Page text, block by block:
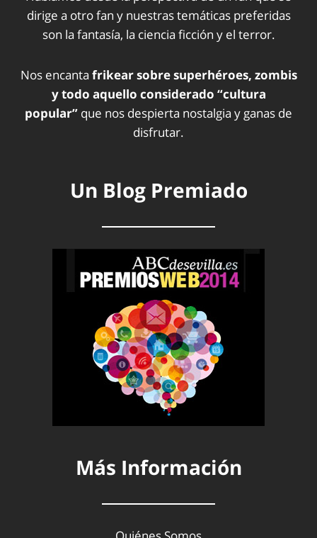
dirige a otro fan y nuestras temáticas preferidas
son la fantasía, la ciencia ficción y el terror.
Nos encanta frikear sobre superhéroes, zombis
y todo aquello considerado “cultura
popular” que nos despierta nostalgia y ganas de
disfrutar.
Un Blog Premiado
Más Información